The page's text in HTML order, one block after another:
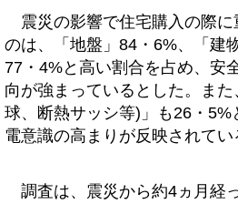
震災の影響で住宅購入の際
のは、「地盤」84・6%、「建
77・4%と高い割合を占め、安
向が強まっているとした。ま
球、断熱サッシ等)」も26・5%
電意識の高まりが反映されてい
調査は、震災から約4ヵ月経